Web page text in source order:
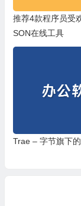
推荐4款程序员受
SON在线工具
Trae – 字节旗下